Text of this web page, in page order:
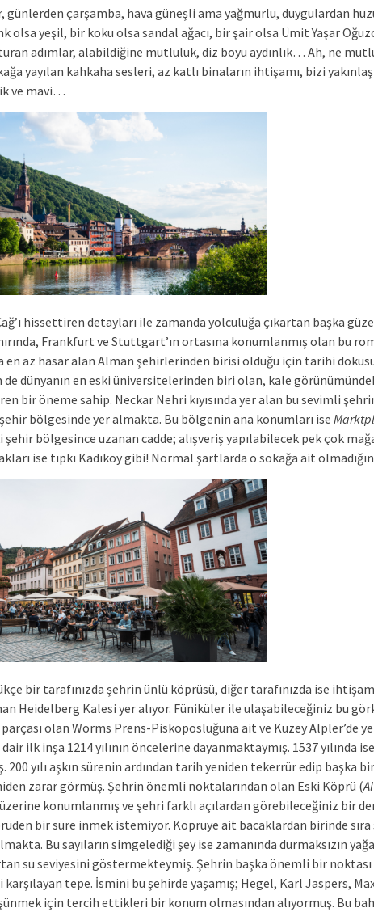
günlerden çarşamba, hava güneşli ama yağmurlu, duygulardan
yeşil, bir koku olsa sandal ağacı, bir şair olsa Ümit Yaşar
adımlar, alabildiğine mutluluk, diz boyu aydınlık… Ah, ne
yayılan kahkaha sesleri, az katlı binaların ihtişamı, bizi
ve mavi…
hissettiren detayları ile zamanda yolculuğa çıkartan başka
Frankfurt ve Stuttgart’ın ortasına konumlanmış olan bu
en az hasar alan Alman şehirlerinden birisi olduğu için tarihi
de dünyanın en eski üniversitelerinden biri olan, kale
bir öneme sahip. Neckar Nehri kıyısında yer alan bu sevimli
bölgesinde yer almakta. Bu bölgenin ana konumları ise
şehir bölgesince uzanan cadde; alışveriş yapılabilecek pek çok
ise tıpkı Kadıköy gibi! Normal şartlarda o sokağa ait
bir tarafınızda şehrin ünlü köprüsü, diğer tarafınızda ise
Heidelberg Kalesi yer alıyor. Füniküler ile ulaşabileceğiniz bu
olan Worms Prens-Piskoposluğuna ait ve Kuzey Alpler’de
ilk inşa 1214 yılının öncelerine dayanmaktaymış. 1537 yılında
200 yılı aşkın sürenin ardından tarih yeniden tekerrür edip başka
zarar görmüş. Şehrin önemli noktalarından olan Eski Köprü (
konumlanmış ve şehri farklı açılardan görebileceğiniz bir
bir süre inmek istemiyor. Köprüye ait bacaklardan birinde sıra
Bu sayıların simgelediği şey ise zamanında durmaksızın
su seviyesini göstermekteymiş. Şehrin başka önemli bir
karşılayan tepe. İsmini bu şehirde yaşamış; Hegel, Karl Jaspers,
için tercih ettikleri bir konum olmasından alıyormuş. Bu